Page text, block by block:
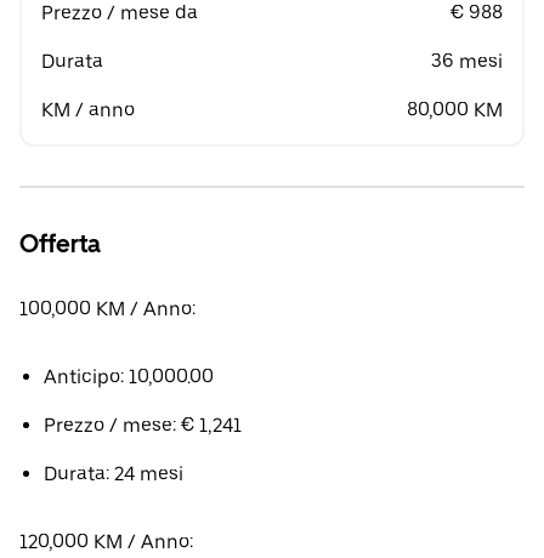
Prezzo / mese da € 988
Durata 36 mesi
KM / anno 80,000 KM
Offerta
100,000 KM / Anno:
Anticipo: 10,000.00
Prezzo / mese: € 1,241
Durata: 24 mesi
120,000 KM / Anno: